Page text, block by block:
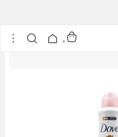
اسپری ضد تعریق زنانه انار و به لیمو Go Fresh داو
0